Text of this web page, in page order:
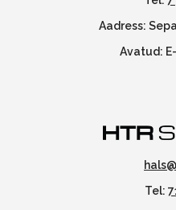
Aadress:
Avatud:
Tel: